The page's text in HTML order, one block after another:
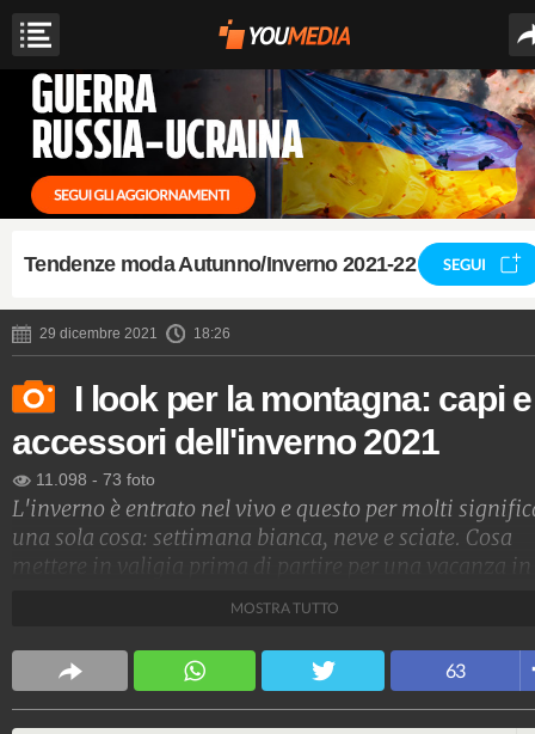
Tendenze moda Autunno/Inverno 2021-22 SEGUI
29 dicembre 2021 18:26
I look per la montagna: capi e
accessori dell'inverno 2021
11.098 - 73 foto
L'inverno è entrato nel vivo e questo per molti
una sola cosa: settimana bianca, neve e sciate. Cosa
mettere in valigia prima di partire per una vacanza in
Stile e trend
MOSTRA TUTTO
63